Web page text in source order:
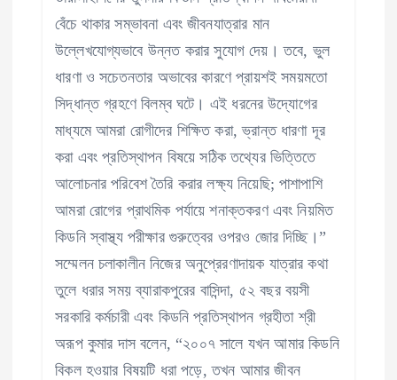
বেঁচে থাকার সম্ভাবনা এবং জীবনযাত্রার মান
উল্লেখযোগ্যভাবে উন্নত করার সুযোগ দেয়। তবে, ভুল
ধারণা ও সচেতনতার অভাবের কারণে প্রায়শই সময়মতো
সিদ্ধান্ত গ্রহণে বিলম্ব ঘটে। এই ধরনের উদ্যোগের
মাধ্যমে আমরা রোগীদের শিক্ষিত করা, ভ্রান্ত ধারণা দূর
করা এবং প্রতিস্থাপন বিষয়ে সঠিক তথ্যের ভিত্তিতে
আলোচনার পরিবেশ তৈরি করার লক্ষ্য নিয়েছি; পাশাপাশি
আমরা রোগের প্রাথমিক পর্যায়ে শনাক্তকরণ এবং নিয়মিত
কিডনি স্বাস্থ্য পরীক্ষার গুরুত্বের ওপরও জোর দিচ্ছি।”
সম্মেলন চলাকালীন নিজের অনুপ্রেরণাদায়ক যাত্রার কথা
তুলে ধরার সময় ব্যারাকপুরের বাসিন্দা, ৫২ বছর বয়সী
সরকারি কর্মচারী এবং কিডনি প্রতিস্থাপন গ্রহীতা শ্রী
অরূপ কুমার দাস বলেন, “২০০৭ সালে যখন আমার কিডনি
বিকল হওয়ার বিষয়টি ধরা পড়ে, তখন আমার জীবন